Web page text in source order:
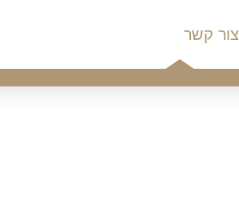
צור קשר